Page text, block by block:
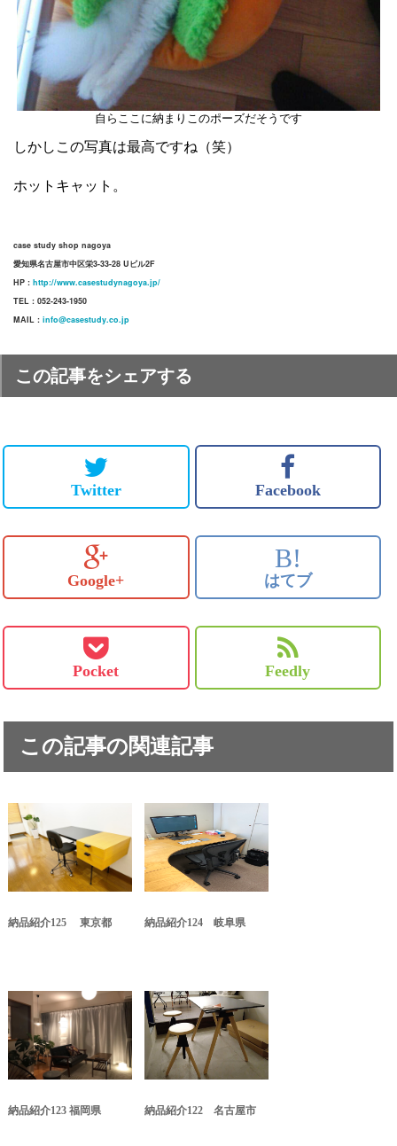
自らここに納まりこのポーズだそうです
しかしこの写真は最高ですね（笑）
ホットキャット。
case study shop nagoya
愛知県名古屋市中区栄3-33-28 Uビル2F
HP : http://www.casestudynagoya.jp/
TEL : 052-243-1950
MAIL : info@casestudy.co.jp
この記事をシェアする
Twitter Facebook
Google+
B!
はてブ
Pocket Feedly
この記事の関連記事
納品紹介125 東京都 納品紹介124 岐阜県
納品紹介123 福岡県 納品紹介122 名古屋市